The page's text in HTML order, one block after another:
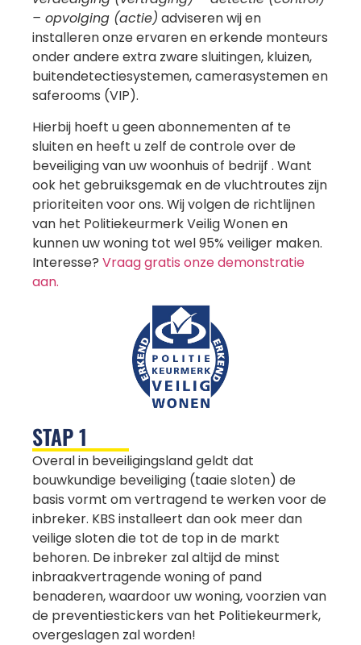
– opvolging (actie) adviseren wij en
installeren onze ervaren en erkende monteurs
onder andere extra zware sluitingen, kluizen,
buitendetectiesystemen, camerasystemen en
saferooms (VIP).
Hierbij hoeft u geen abonnementen af te
sluiten en heeft u zelf de controle over de
beveiliging van uw woonhuis of bedrijf . Want
ook het gebruiksgemak en de vluchtroutes zijn
prioriteiten voor ons. Wij volgen de richtlijnen
van het Politiekeurmerk Veilig Wonen en
kunnen uw woning tot wel 95% veiliger maken.
Interesse? Vraag gratis onze demonstratie
aan.
STAP 1
Overal in beveiligingsland geldt dat
bouwkundige beveiliging (taaie sloten) de
basis vormt om vertragend te werken voor de
inbreker. KBS installeert dan ook meer dan
veilige sloten die tot de top in de markt
behoren. De inbreker zal altijd de minst
inbraakvertragende woning of pand
benaderen, waardoor uw woning, voorzien van
de preventiestickers van het Politiekeurmerk,
overgeslagen zal worden!